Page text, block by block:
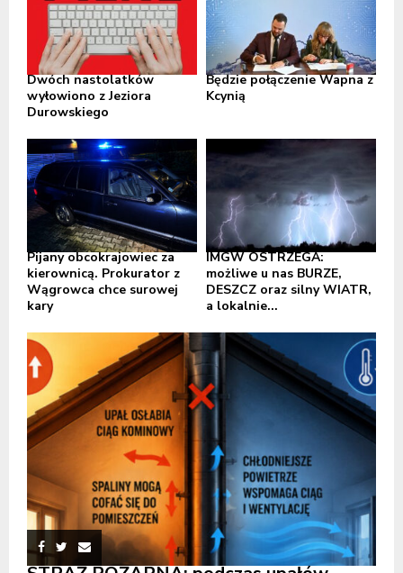
Dwóch nastolatków
wyłowiono z Jeziora
Durowskiego
Będzie połączenie Wapna z
Kcynią
Pijany obcokrajowiec za
kierownicą. Prokurator z
Wągrowca chce surowej
kary
IMGW OSTRZEGA:
możliwe u nas BURZE,
DESZCZ oraz silny WIATR,
a lokalnie...